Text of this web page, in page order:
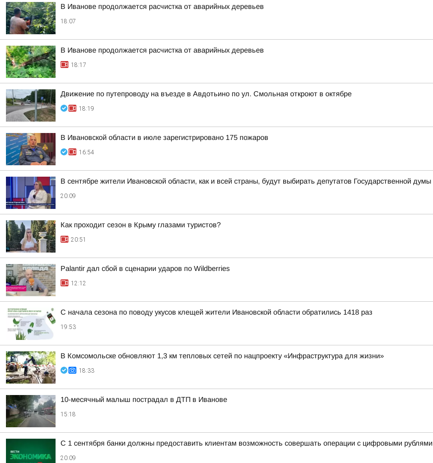
В Иванове продолжается расчистка от аварийных деревьев
18:07
В Иванове продолжается расчистка от аварийных деревьев
18:17
Движение по путепроводу на въезде в Авдотьино по ул. Смольная откроют в октябре
18:19
В Ивановской области в июле зарегистрировано 175 пожаров
16:54
В сентябре жители Ивановской области, как и всей страны, будут выбирать депутатов Государственной думы
20:09
Как проходит сезон в Крыму глазами туристов?
20:51
Palantir дал сбой в сценарии ударов по Wildberries
12:12
С начала сезона по поводу укусов клещей жители Ивановской области обратились 1418 раз
19:53
В Комсомольске обновляют 1,3 км тепловых сетей по нацпроекту «Инфраструктура для жизни»
18:33
10-месячный малыш пострадал в ДТП в Иванове
15:18
С 1 сентября банки должны предоставить клиентам возможность совершать операции с цифровыми рублями
20:09